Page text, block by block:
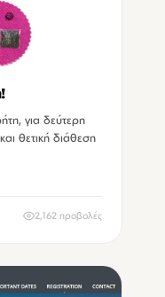
για δεύτερη
θετική διάθεση
2,162 προβολές